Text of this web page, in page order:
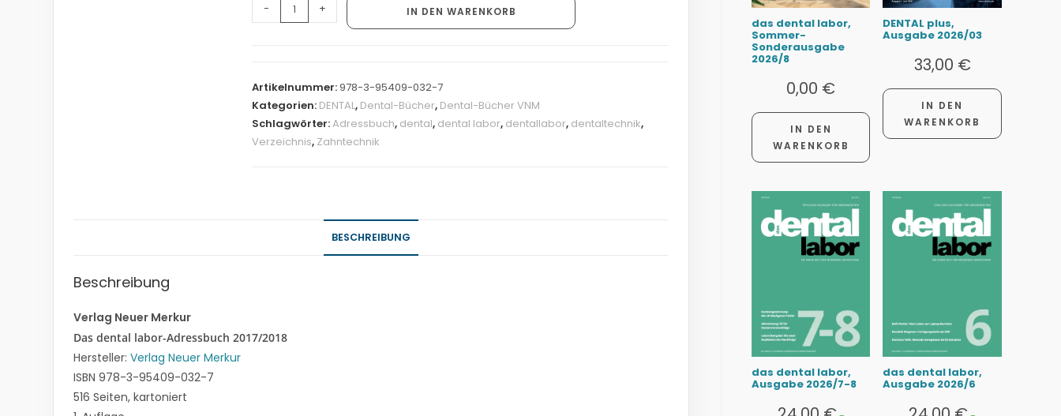
- + IN DEN WARENKORB
Artikelnummer:978-3-95409-032-7
Kategorien: DENTAL, Dental-Bücher, Dental-Bücher VNM
Schlagwörter:Adressbuch, dental, dental labor, dentallabor, dentaltechnik,
Verzeichnis, Zahntechnik
BESCHREIBUNG
Beschreibung
Verlag Neuer Merkur
Das dental labor-Adressbuch 2017/2018
Hersteller:Verlag Neuer Merkur
ISBN 978-3-95409-032-7
516 Seiten, kartoniert
das dental labor,
Sommer-
Sonderausgabe
2026/8
0,00 €
IN DEN
WARENKORB
DENTAL plus,
Ausgabe 2026/03
33,00 €
IN DEN
WARENKORB
das dental labor,
Ausgabe 2026/7-8
das dental labor,
Ausgabe 2026/6